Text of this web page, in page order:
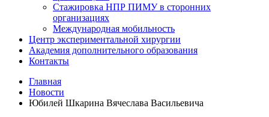
Стажировка НПР ПИМУ в сторонних
организациях
Международная мобильность
Центр экспериментальной хирургии
Академия дополнительного образования
Контакты
Главная
Новости
Юбилей Шкарина Вячеслава Васильевича